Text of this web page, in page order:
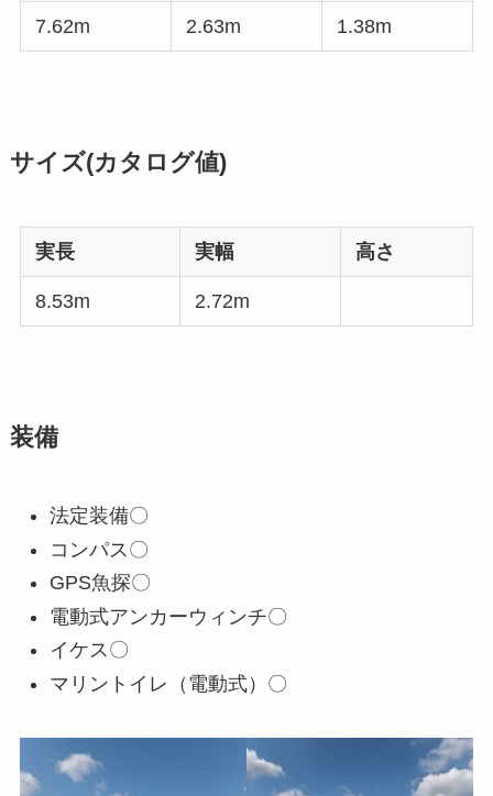
7.62m 2.63m 1.38m
サイズ(カタログ値)
実長 実幅 高さ
8.53m 2.72m
装備
法定装備〇
コンパス〇
GPS魚探〇
電動式アンカーウィンチ〇
イケス〇
マリントイレ（電動式）〇